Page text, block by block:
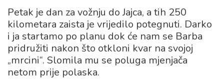
Petak je dan za vožnju do Jajca, a tih 250
kilometara zaista je vrijedilo potegnuti. Darko
i ja startamo po planu dok će nam se Barba
pridružiti nakon što otkloni kvar na svojoj
„mrcini“. Slomila mu se poluga mjenjača
netom prije polaska.